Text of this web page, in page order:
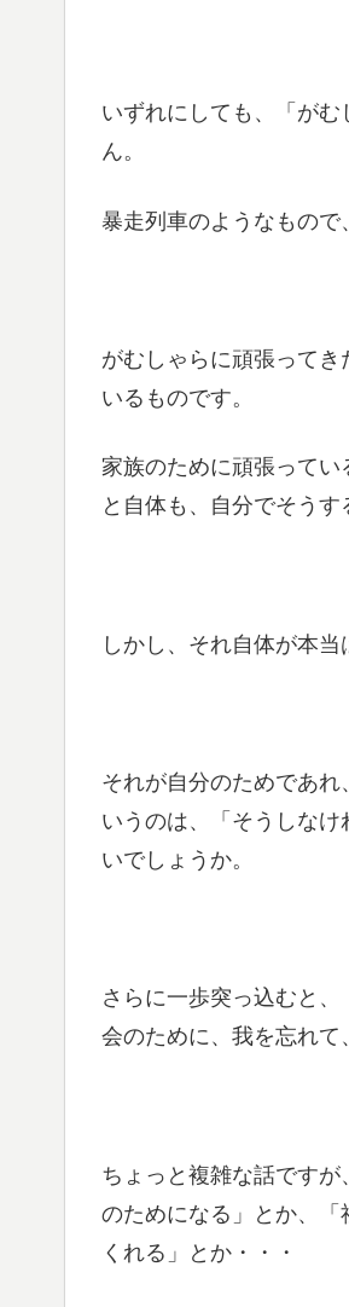
いずれにしても、「が
ん。
暴走列車のようなもので
がむしゃらに頑張って
いるものです。
家族のために頑張って
と自体も、自分でそうす
しかし、それ自体が本
それが自分のためであ
いうのは、「そうしな
いでしょうか。
さらに一歩突っ込むと
会のために、我を忘れて
ちょっと複雑な話です
のためになる」とか、
くれる」とか・・・